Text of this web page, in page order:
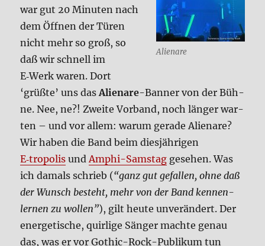
Ali­enare
war gut 20 Minu­ten nach
dem Öff­nen der Türen
nicht mehr so groß, so
daß wir schnell im
E‑Werk waren. Dort
‘grüß­te’ uns dasAli­enare-Ban­ner von der Büh­
ne. Nee, ne?! Zwei­te Vor­band, noch län­ger war­
ten – und vor allem: war­um gera­de Ali­enare?
Wir haben die Band beim dies­jäh­ri­gen
E‑tropolis undAmphi-Sams­tag gese­hen. Was
ich damals schrieb (“ganz gut gefal­len, ohne daß
der Wunsch besteht, mehr von der Band ken­nen­
ler­nen zu wol­len”), gilt heu­te unver­än­dert. Der
ener­ge­ti­sche, quir­li­ge Sän­ger mach­te genau
das, was er vor Gothic-Rock-Publi­kum tun